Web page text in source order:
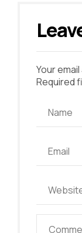
Your
Required